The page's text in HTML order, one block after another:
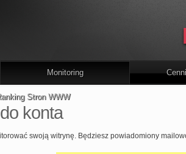
Monitoring
Stron WWW
konta
swoją witrynę. Będziesz powiadomiony